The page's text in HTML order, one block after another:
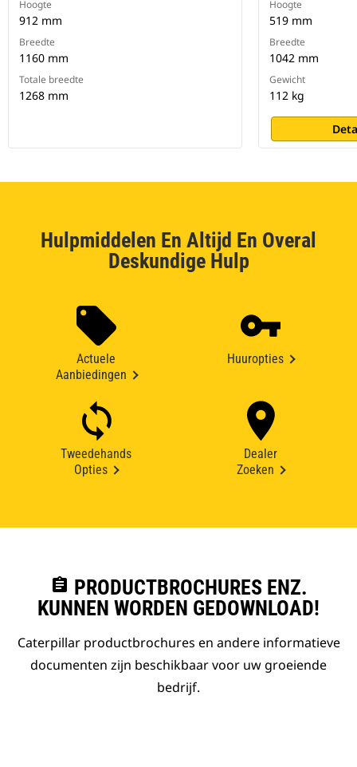
Hoogte
912 mm
Breedte
1160 mm
Totale breedte
1268 mm
Hoogte
519 mm
Breedte
1042 mm
Gewicht
112 kg
Hulpmiddelen En Altijd En Overal
Deskundige Hulp
Actuele
Aanbiedingen
Huuropties
Tweedehands
Opties
Dealer
Zoeken
assignment PRODUCTBROCHURES ENZ.
KUNNEN WORDEN GEDOWNLOAD!
Caterpillar productbrochures en andere informatieve
documenten zijn beschikbaar voor uw groeiende
bedrijf.